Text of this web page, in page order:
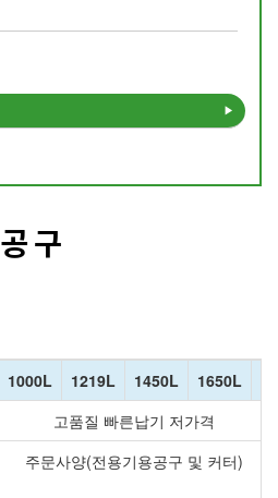
공구
1000L 1219L 1450L 1650L
고품질 빠른납기 저가격
주문사양(전용기용공구 및 커터)